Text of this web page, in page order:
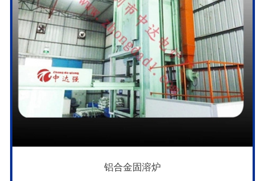
铝合金固溶炉